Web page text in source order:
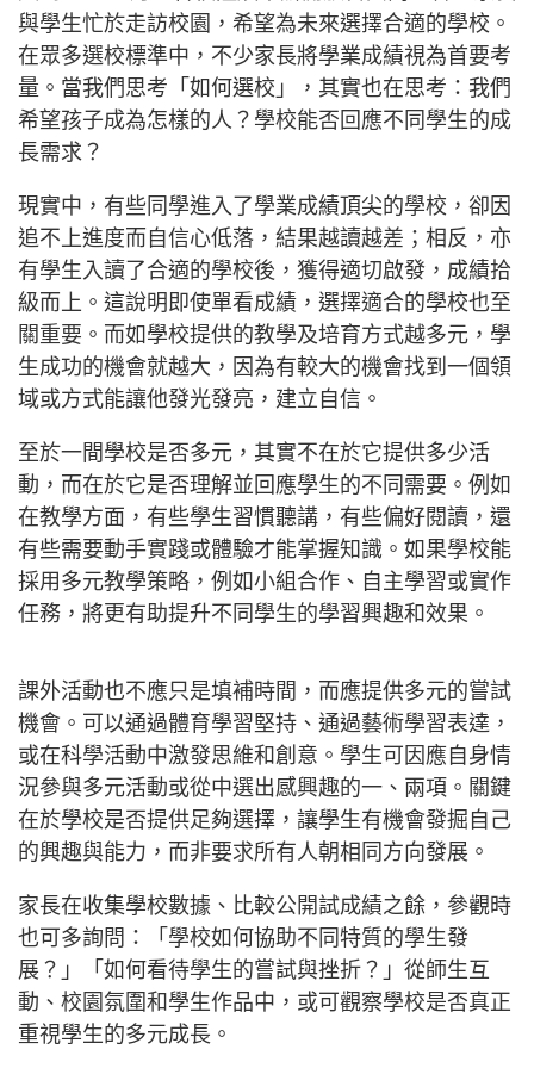
與學生忙於走訪校園，希望為未來選擇合適的學校。
在眾多選校標準中，不少家長將學業成績視為首要考
量。當我們思考「如何選校」，其實也在思考：我們
希望孩子成為怎樣的人？學校能否回應不同學生的成
長需求？
現實中，有些同學進入了學業成績頂尖的學校，卻因
追不上進度而自信心低落，結果越讀越差；相反，亦
有學生入讀了合適的學校後，獲得適切啟發，成績拾
級而上。這說明即使單看成績，選擇適合的學校也至
關重要。而如學校提供的教學及培育方式越多元，學
生成功的機會就越大，因為有較大的機會找到一個領
域或方式能讓他發光發亮，建立自信。
至於一間學校是否多元，其實不在於它提供多少活
動，而在於它是否理解並回應學生的不同需要。例如
在教學方面，有些學生習慣聽講，有些偏好閱讀，還
有些需要動手實踐或體驗才能掌握知識。如果學校能
採用多元教學策略，例如小組合作、自主學習或實作
任務，將更有助提升不同學生的學習興趣和效果。
課外活動也不應只是填補時間，而應提供多元的嘗試
機會。可以通過體育學習堅持、通過藝術學習表達，
或在科學活動中激發思維和創意。學生可因應自身情
況參與多元活動或從中選出感興趣的一、兩項。關鍵
在於學校是否提供足夠選擇，讓學生有機會發掘自己
的興趣與能力，而非要求所有人朝相同方向發展。
家長在收集學校數據、比較公開試成績之餘，參觀時
也可多詢問：「學校如何協助不同特質的學生發
展？」「如何看待學生的嘗試與挫折？」從師生互
動、校園氛圍和學生作品中，或可觀察學校是否真正
重視學生的多元成長。